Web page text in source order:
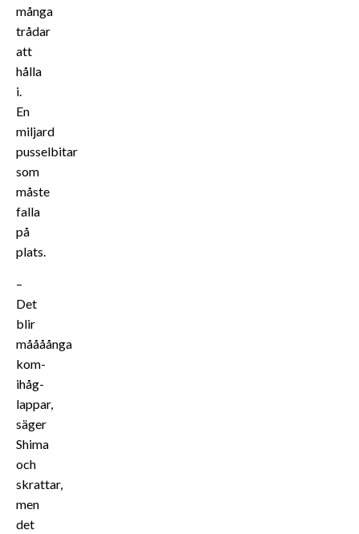
många
trådar
att
hålla
i.
En
miljard
pusselbitar
som
måste
falla
på
plats.
–
Det
blir
måååånga
kom-
ihåg-
lappar,
säger
Shima
och
skrattar,
men
det